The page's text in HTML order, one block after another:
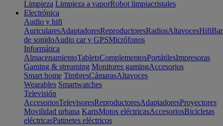
Limpieza Limpieza a vaporRobot limpiacristales
Electrónica
Audio y hifi
AuricularesAdaptadoresReproductoresRadiosAltavocesHifi
de sonidoAudio car y GPSMicrófonos
Informática
AlmacenamientoTabletsComplementosPortátilesImpresoras
Gaming & streaming Monitores gamingAccesorios
Smart home TimbresCámarasAltavoces
Wearables Smartwatches
Televisión
AccesoriosTelevisoresReproductoresAdaptadoresProyectores
Movilidad urbana KartsMotos eléctricasAccesoriosBicicletas
eléctricasPatinetes eléctricos